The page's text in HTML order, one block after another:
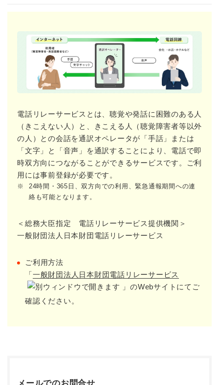
電話リレーサービスとは、聴覚や発話に困難のある人
（きこえない人）と、きこえる人（聴覚障害者等以外
の人）との会話を通訳オペレータが「手話」または
「文字」と「音声」を通訳することにより、電話で即
時双方向につながることができるサービスです。ご利
用には事前登録が必要です。
※
24時間・365日、双方向での利用、緊急通報期間への連
絡も可能となります。
＜総務大臣指定 電話リレーサービス提供機関＞
一般財団法人日本財団電話リレーサービス
ご利用方法
「一般財団法人日本財団電話リレーサービス
」のWebサイトにてご
確認ください。
メールでのお問合せ